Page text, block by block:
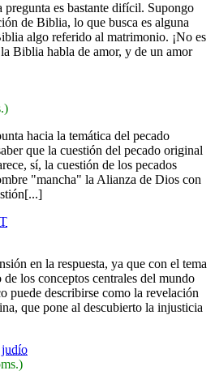
es bastante difícil. Supongo
de Biblia, lo que busca es alguna
algo referido al matrimonio. ¡No es
Biblia habla de amor, y de un amor
hacia la temática del pecado
que la cuestión del pecado original
sí, la cuestión de los pecados
"mancha" la Alianza de Dios con
en la respuesta, ya que con el tema
los conceptos centrales del mundo
puede describirse como la revelación
que pone al descubierto la injusticia
judío